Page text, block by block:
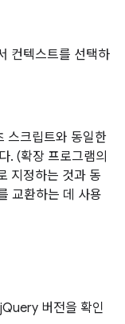
컨텍스트를 선택하
스크립트와 동일한
. (확장 프로그램의
지정하는 것과 동
교환하는 데 사용
버전을 확인